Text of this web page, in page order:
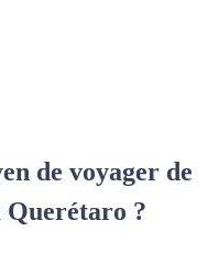
de voyager de
Querétaro ?